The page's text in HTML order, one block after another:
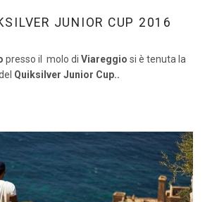
JUNIOR CUP 2016
presso il molo di Viareggio si è tenuta la
Quiksilver Junior Cup..